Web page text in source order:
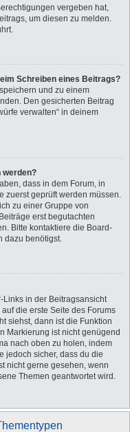
vergeben hat,
um diesen zu melden.
Schreiben eines Beitrags?
und zu einem
Den gesicherten Beitrag
verwalten“ in deinem
werden?
dass in dem Forum, in
zuerst geprüft werden müssen.
zu einer Gruppe von
erst begutachten
Bitte kontaktiere die Board-
dazu benötigst.
Links in der Beitragsansicht
die erste Seite des Forums
siehst, dann ist die Funktion
Markierung ist nicht genügend
nach oben zu holen, indem
jedoch sicher, dass du die
nicht gerne gesehen, wenn
Themen geantwortet wird.